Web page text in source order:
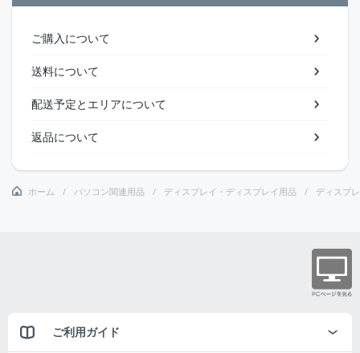
ご購入について
送料について
配送予定とエリアについて
返品について
ホーム パソコン関連用品 ディスプレイ・ディスプレイ用品 ディスプ
ご利用ガイド